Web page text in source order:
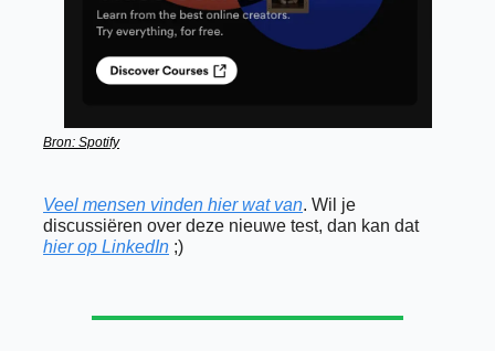
Bron: Spotify
Veel mensen vinden hier wat van. Wil je
discussiëren over deze nieuwe test, dan kan dat
hier op LinkedIn ;)